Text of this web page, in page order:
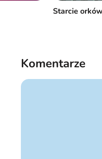
Starcie orków
Komentarze